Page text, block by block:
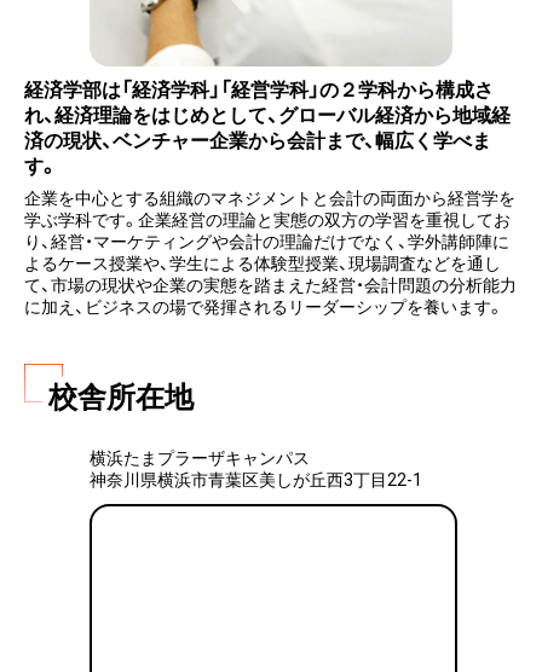
経済学部は「経済学科」「経営学科」の２学科から構成さ
れ、経済理論をはじめとして、グローバル経済から地域経
済の現状、ベンチャー企業から会計まで、幅広く学べま
す。
企業を中心とする組織のマネジメントと会計の両面から経営学を
学ぶ学科です。企業経営の理論と実態の双方の学習を重視してお
り、経営・マーケティングや会計の理論だけでなく、学外講師陣に
よるケース授業や、学生による体験型授業、現場調査などを通し
て、市場の現状や企業の実態を踏まえた経営・会計問題の分析能力
に加え、ビジネスの場で発揮されるリーダーシップを養います。
校舎所在地
横浜たまプラーザキャンパス
神奈川県横浜市青葉区美しが丘西3丁目22-1